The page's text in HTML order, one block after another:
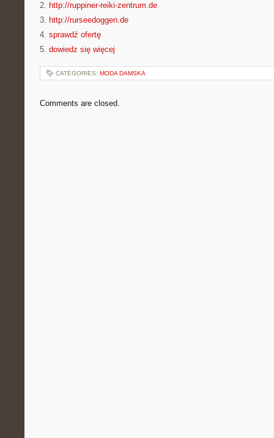
2. http://ruppiner-reiki-zentrum.de
3. http://rurseedoggen.de
4. sprawdź ofertę
5. dowiedz się więcej
CATEGORIES: MODA DAMSKA
Comments are closed.